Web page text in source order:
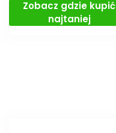
Zobacz gdzie kupić
najtaniej